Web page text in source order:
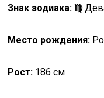
Знак зодиака: ♍
Место рождения:
Рост: 186 см